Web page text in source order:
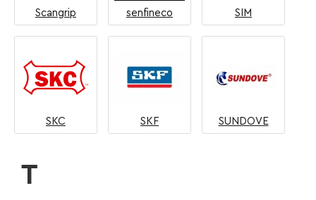
Scangrip senfineco SIM
SKC SKF SUNDOVE
T